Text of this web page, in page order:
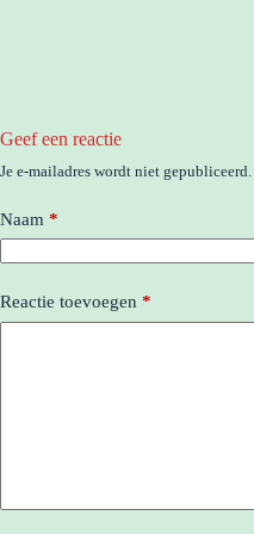
Geef een reactie
Je e-mailadres wordt niet gepubliceerd.
Naam *
Reactie toevoegen *